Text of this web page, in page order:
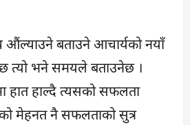
औंल्याउने बताउने आचार्यको नयाँ
त्यो भने समयले बताउनेछ ।
हात हाल्दै त्यसको सफलता
मेहनत नै सफलताको सुत्र